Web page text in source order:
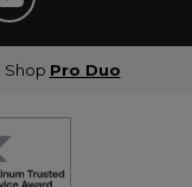
Shop Pro Duo